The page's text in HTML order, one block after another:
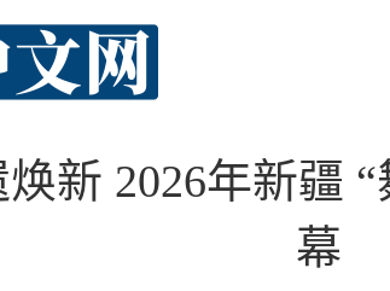
新 2026年新疆
幕